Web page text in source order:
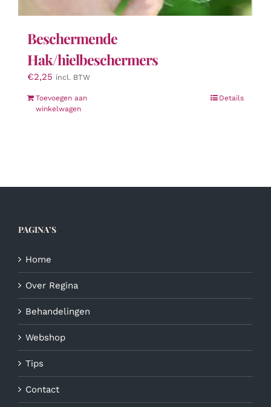
Beschermende
Hak/hielbeschermers
€2,25 incl. BTW
Toevoegen aan
winkelwagen
Details
PAGINA’S
Home
Over Regina
Behandelingen
Webshop
Tips
Contact